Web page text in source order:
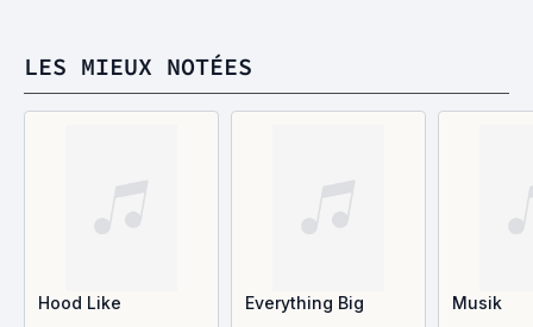
LES MIEUX NOTÉES
Hood Like Everything Big Musik